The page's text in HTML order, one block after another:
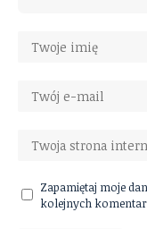
Zapamiętaj moje
kolejnych